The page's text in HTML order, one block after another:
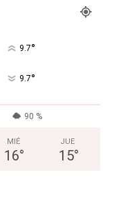
9.7°
9.7°
90 %
MIÉ
16°
JUE
15°